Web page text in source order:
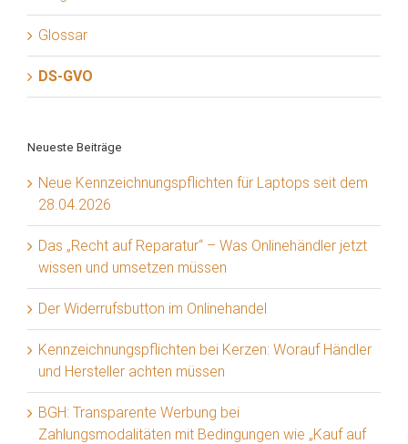
Glossar
DS-GVO
Neueste Beiträge
Neue Kennzeichnungspflichten für Laptops seit dem
28.04.2026
Das „Recht auf Reparatur“ – Was Onlinehändler jetzt
wissen und umsetzen müssen
Der Widerrufsbutton im Onlinehandel
Kennzeichnungspflichten bei Kerzen: Worauf Händler
und Hersteller achten müssen
BGH: Transparente Werbung bei
Zahlungsmodalitäten mit Bedingungen wie „Kauf auf